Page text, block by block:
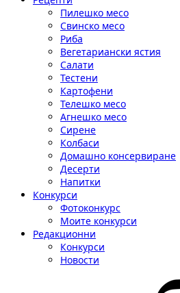
Пилешко месо
Свинско месо
Риба
Вегетариански ястия
Салати
Тестени
Картофени
Телешко месо
Агнешко месо
Сирене
Колбаси
Домашно консервиране
Десерти
Напитки
Конкурси
Фотоконкурс
Моите конкурси
Редакционни
Конкурси
Новости